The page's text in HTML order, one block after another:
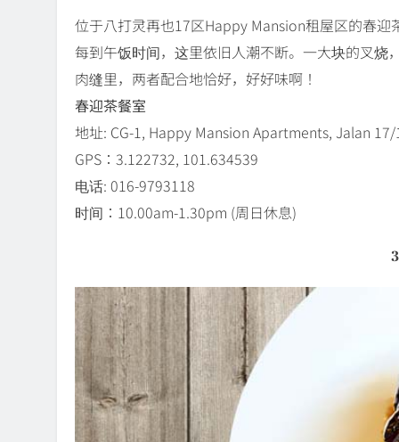
位于八打灵再也17区Happy Mansion租屋区的春
每到午饭时间，这里依旧人潮不断。一大块的叉
肉缝里，两者配合地恰好，好好味啊！
春迎茶餐室
地址: CG-1, Happy Mansion Apartments, Jalan
GPS：3.122732, 101.634539
电话: 016-9793118
时间：10.00am-1.30pm (周日休息)